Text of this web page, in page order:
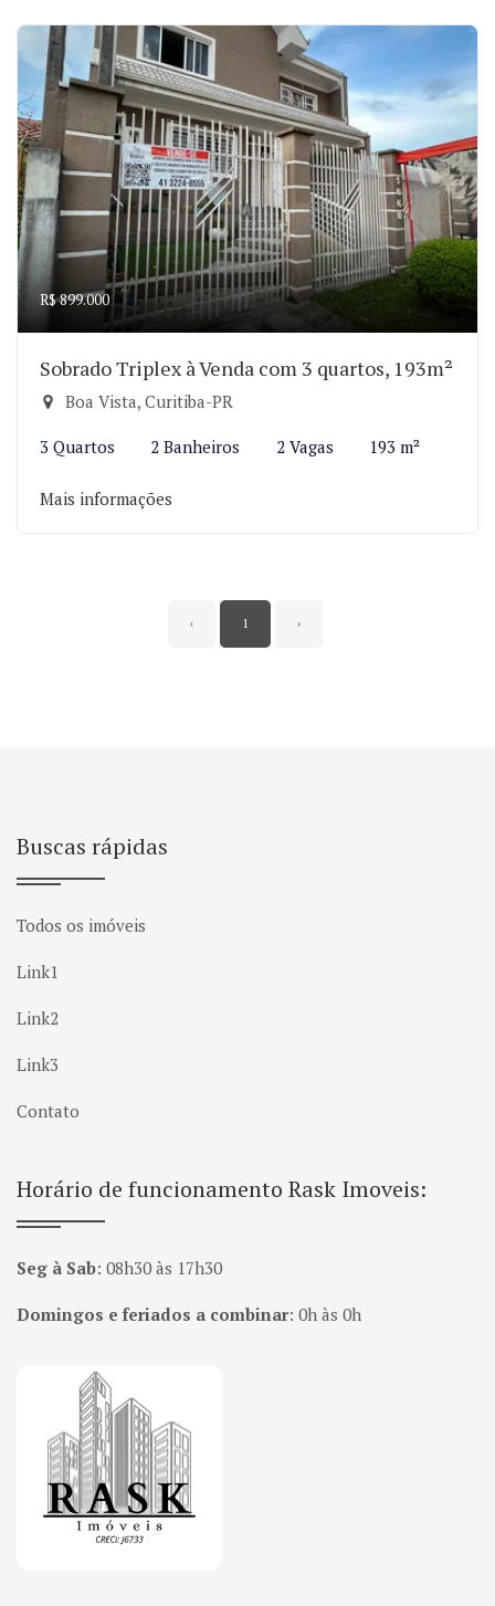
R$ 899.000
Sobrado Triplex à Venda com 3 quartos, 193m²
Boa Vista, Curitiba-PR
3 Quartos 2 Banheiros 2 Vagas 193 m²
Mais informações
‹ 1 ›
Buscas rápidas
Todos os imóveis
Link1
Link2
Link3
Contato
Horário de funcionamento Rask Imoveis:
Seg à Sab: 08h30 às 17h30
Domingos e feriados a combinar: 0h às 0h
Página inicial